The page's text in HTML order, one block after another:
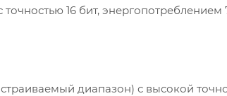
16 бит,
диапазон) с высокой